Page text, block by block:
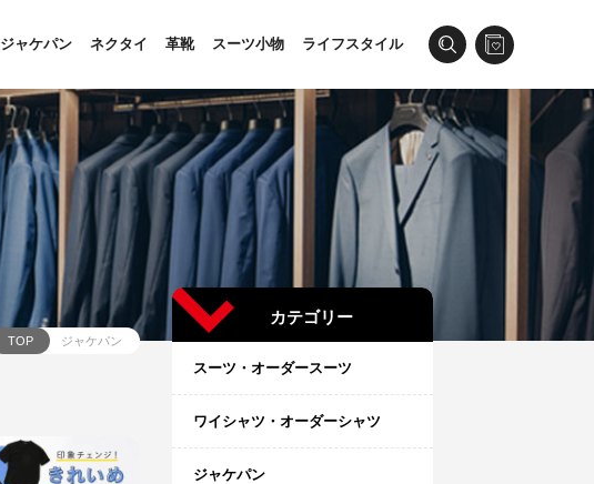
ジャケパン ネクタイ 革靴 スーツ小物 ライフスタイル
TOP ジャケパン
カテゴリー
スーツ・オーダースーツ
ワイシャツ・オーダーシャツ
ジャケパン